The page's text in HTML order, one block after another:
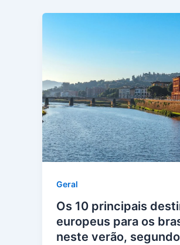
Geral
Os 10 principais
europeus para os
neste verão,